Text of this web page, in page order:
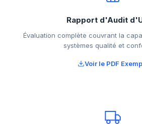
Rapport d'Audit
Évaluation complète couvrant la
systèmes qualité et
Voir le PDF